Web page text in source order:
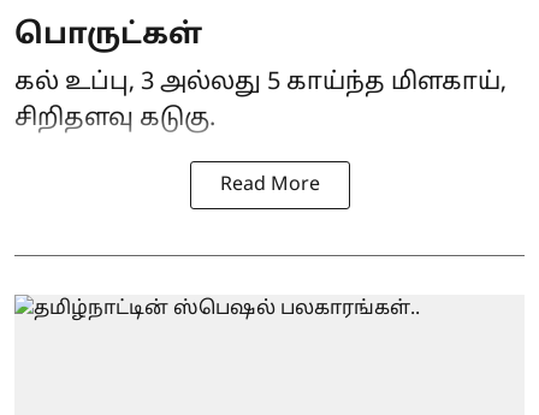
பொருட்கள்
கல் உப்பு, 3 அல்லது 5 காய்ந்த மிளகாய்,
சிறிதளவு கடுகு.
Read More